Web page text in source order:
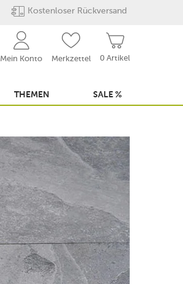
Kostenloser Rückversand
0 Artikel
Mein Konto Merkzettel
THEMEN SALE %